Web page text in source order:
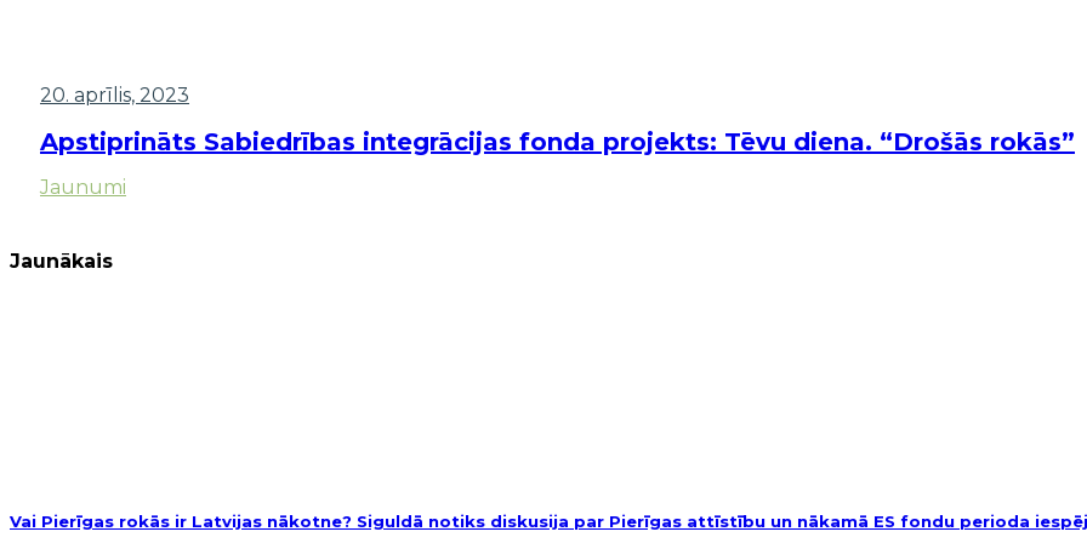
20. aprīlis, 2023
Apstiprināts Sabiedrības integrācijas fonda projekts: Tēvu diena. “Drošās rokās”
Jaunumi
Jaunākais
Vai Pierīgas rokās ir Latvijas nākotne? Siguldā notiks diskusija par Pierīgas attīstību un nākamā ES fondu perioda